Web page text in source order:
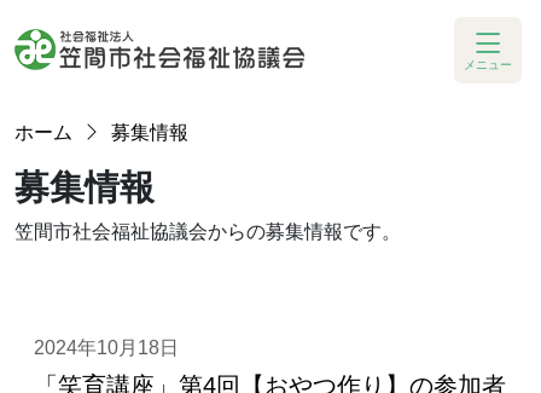
メニュー
ホーム 募集情報
募集情報
笠間市社会福祉協議会からの募集情報です。
2024年10月18日
「笑育講座」第4回【おやつ作り】の参加者